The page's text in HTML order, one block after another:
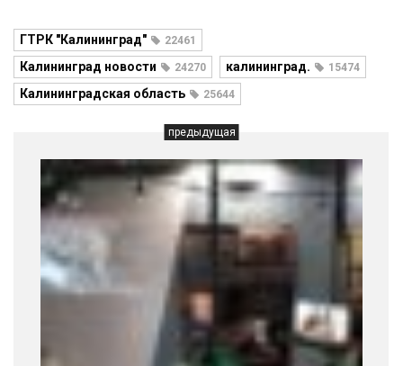
ГТРК "Калининград" 22461
Калининград новости 24270 калининград. 15474
Калининградская область 25644
предыдущая